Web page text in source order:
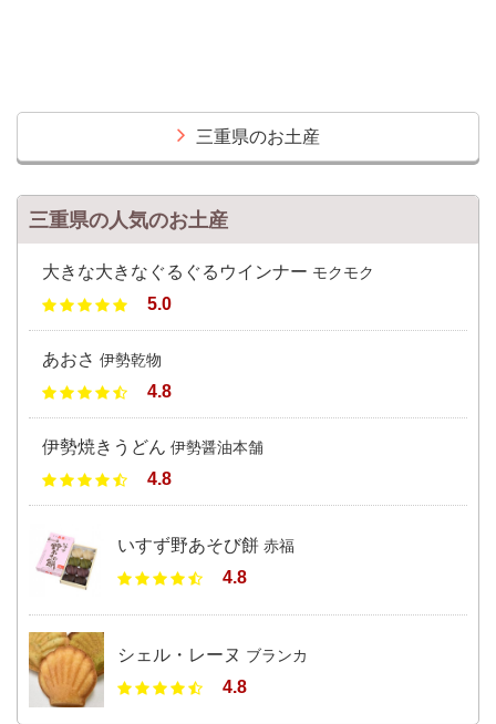
三重県のお土産
三重県の人気のお土産
大きな大きなぐるぐるウインナー モクモク
5.0
あおさ 伊勢乾物
4.8
伊勢焼きうどん 伊勢醤油本舗
4.8
いすず野あそび餅 赤福
4.8
シェル・レーヌ ブランカ
4.8